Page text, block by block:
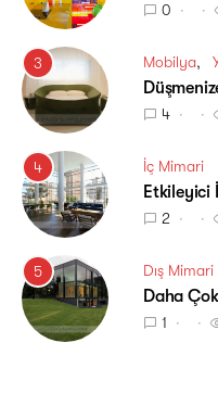
0
3 Mobilya
4
4 İç Mimari
Etkileyici
2
5 Dış Mimari
Daha
1